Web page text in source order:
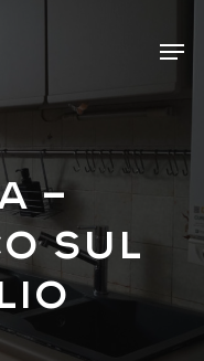
–
sul